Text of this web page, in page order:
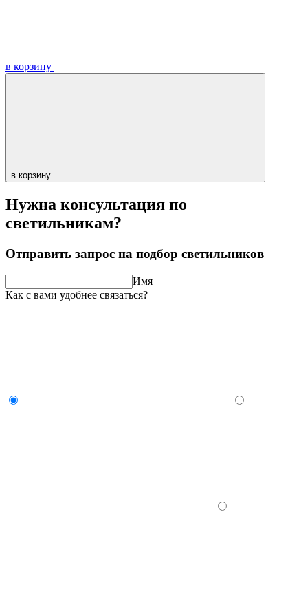
в корзину
в корзину
Нужна консультация по
светильникам?
Отправить запрос на подбор светильников
Имя
Как с вами удобнее связаться?